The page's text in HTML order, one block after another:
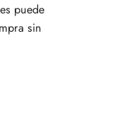
puede
sin